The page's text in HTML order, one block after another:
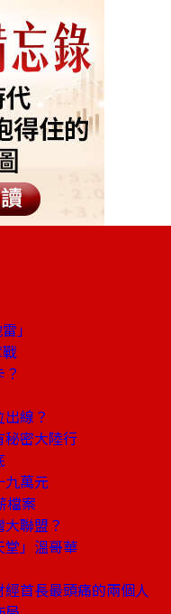
」
線？
秘密大陸行
九萬元
檔案
聯盟？
堂」溫哥華
經首長最頭痛的兩個人